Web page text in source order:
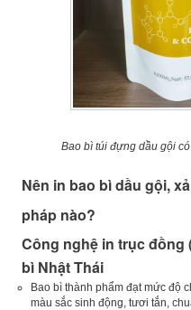
Bao bì túi đựng dầu gội
Nên in bao bì dầu gội,
pháp nào?
Công nghệ in trục đồng
bì Nhật Thái
Bao bì thành phẩm đạt mức độ
màu sắc sinh động, tươi tắn,